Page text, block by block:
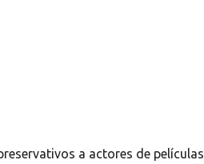
a actores de películas